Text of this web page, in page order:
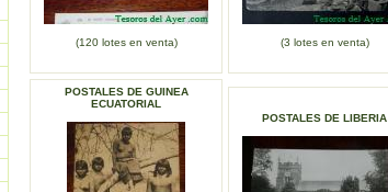
(120 lotes en venta) (3 lotes en venta)
POSTALES DE GUINEA
ECUATORIAL
POSTALES DE LIBERIA